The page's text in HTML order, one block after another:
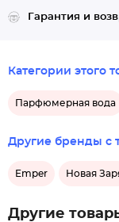
Гарантия и
Категории этого
Парфюмерная вода
Другие бренды с
Emper Новая
Другие